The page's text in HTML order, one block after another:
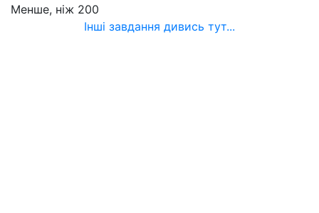
Менше, ніж 200
Інші завдання дивись тут...